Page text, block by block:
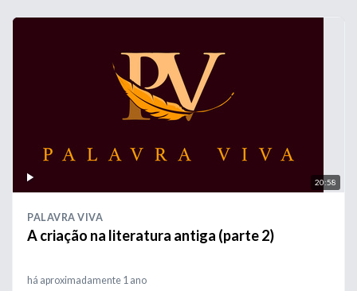
20:58
PALAVRA VIVA
A criação na literatura antiga (parte 2)
há aproximadamente 1 ano